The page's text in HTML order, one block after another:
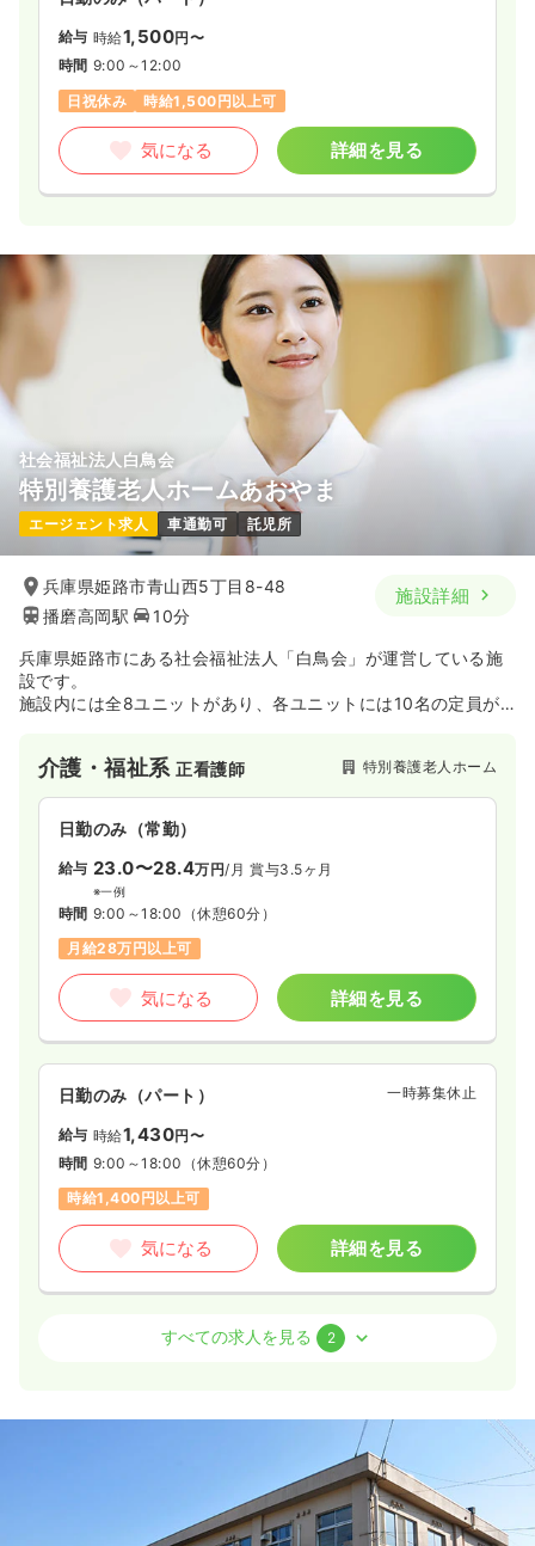
給与 お問い合わせください
時間 8:30～16:00
気になる 詳細を見る
給与
円〜
時間
（休憩45分）
詳細を見る
給与 時給1,500円〜
時間 9:00～12:00
日祝休み
時給1,500円以上可
気になる 詳細を見る
社会福祉法人白鳥会
特別養護老人ホームあおやま
エージェント求人 車通勤可 託児所
兵庫県姫路市青山西5丁目8-48
播磨高岡駅
10分
施設詳細
兵庫県姫路市にある社会福祉法人「白鳥会」が運営している施
設です。
施設内には全8ユニットがあり、各ユニットには10名の定員が
ースも確保されています。
少人数で過ごすユニットケアを導入しており、個性と生活リズ
ムを大切にしています。
介護・福祉系正看護師 特別養護老人ホーム
日勤のみ（常勤）
給与 23.0〜28.4万円/月 賞与3.5ヶ月
※一例
時間 9:00～18:00 （休憩60分）
月給28万円以上可
気になる 詳細を見る
日勤のみ（パート） 一時募集休止
給与 時給1,430円〜
時間 9:00～18:00 （休憩60分）
時給1,400円以上可
気になる 詳細を見る
介護・福祉系正看護師 デイケア・デイサービス
月給27万円以上可
すべての求人を見る 2